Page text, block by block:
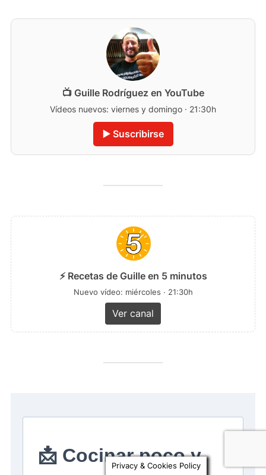
📺 Guille Rodríguez en YouTube
Vídeos nuevos: viernes y domingo · 21:30h
▶️ Suscribirse
⚡ Recetas de Guille en 5 minutos
Nuevo vídeo: miércoles · 21:30h
Ver canal
Privacy & Cookies Policy